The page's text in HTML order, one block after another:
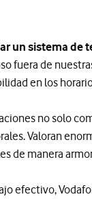
un sistema de
fuera de
en los
no solo
Valoran
de manera
efectivo,